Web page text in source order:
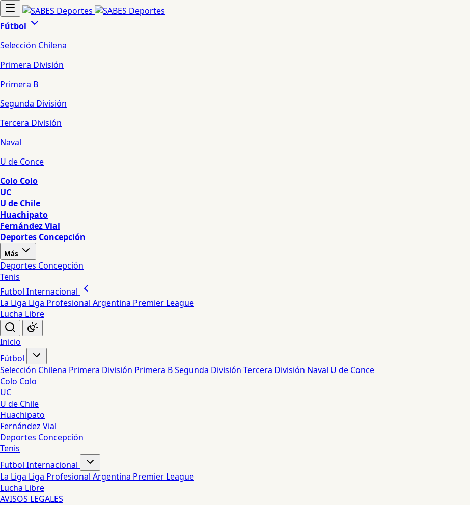
Fútbol
Selección Chilena
Primera División
Primera B
Segunda División
Tercera División
Naval
U de Conce
Colo Colo
UC
U de Chile
Huachipato
Fernández Vial
Deportes Concepción
Más
Deportes Concepción
Tenis
Futbol Internacional
La Liga Liga Profesional Argentina Premier League
Lucha Libre
Inicio
Fútbol
Selección Chilena Primera División Primera BSegunda División Tercera División Naval U de Conce
Colo Colo
UC
U de Chile
Huachipato
Fernández Vial
Deportes Concepción
Tenis
Futbol Internacional
La Liga Liga Profesional Argentina Premier League
Lucha Libre
AVISOS LEGALES